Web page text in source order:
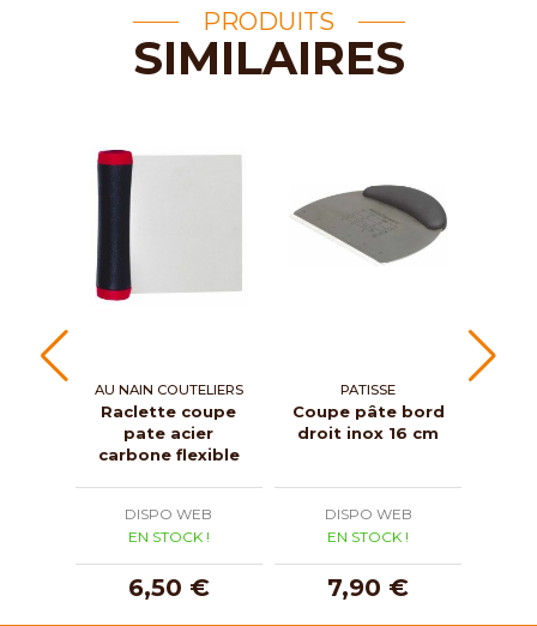
PRODUITS
SIMILAIRES
AU NAIN COUTELIERS
Raclette coupe
pate acier
carbone flexible
DISPO WEB
EN STOCK !
6,50 €
PATISSE
Coupe pâte bord
droit inox 16 cm
DISPO WEB
EN STOCK !
7,90 €